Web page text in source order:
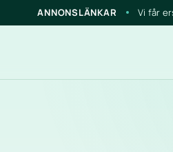
ANNONSLÄNKAR Vi får